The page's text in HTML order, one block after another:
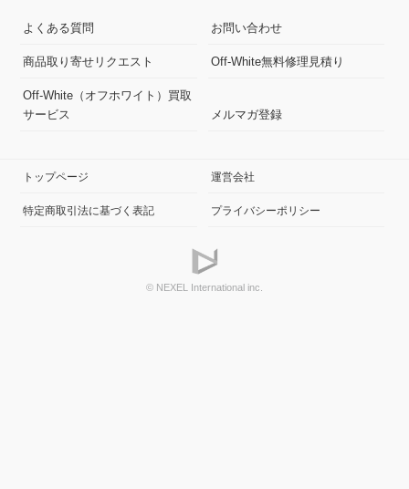
よくある質問 お問い合わせ
商品取り寄せリクエスト Off-White無料修理見積り
Off-White（オフホワイト）買取
サービス
メルマガ登録
トップページ 運営会社
特定商取引法に基づく表記 プライバシーポリシー
© NEXEL International inc.